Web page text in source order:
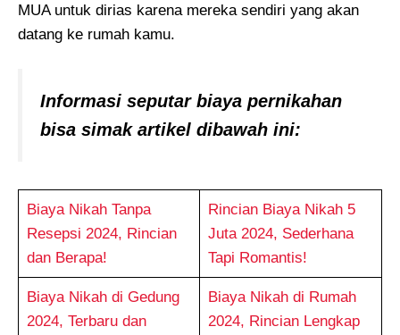
MUA untuk dirias karena mereka sendiri yang akan
datang ke rumah kamu.
Informasi seputar biaya pernikahan
bisa simak artikel dibawah ini:
Biaya Nikah Tanpa
Resepsi 2024, Rincian
dan Berapa!
Rincian Biaya Nikah 5
Juta 2024, Sederhana
Tapi Romantis!
Biaya Nikah di Gedung
2024, Terbaru dan
Biaya Nikah di Rumah
2024, Rincian Lengkap